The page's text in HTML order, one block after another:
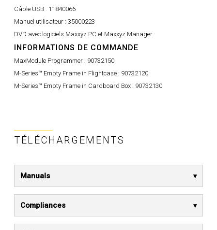
Câble USB : 11840066
Manuel utilisateur : 35000223
DVD avec logiciels Maxxyz PC et Maxxyz Manager :
INFORMATIONS DE COMMANDE
MaxModule Programmer : 90732150
M-Series™ Empty Frame in Flightcase : 90732120
M-Series™ Empty Frame in Cardboard Box : 90732130
TÉLÉCHARGEMENTS
Manuals
Compliances